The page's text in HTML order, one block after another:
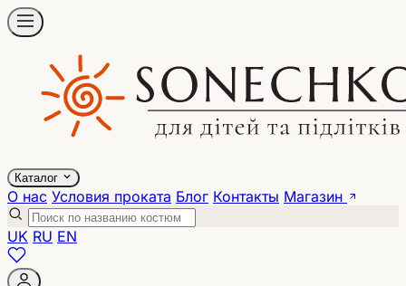
Каталог
О нас Условия проката Блог Контакты Магазин
UK RU EN